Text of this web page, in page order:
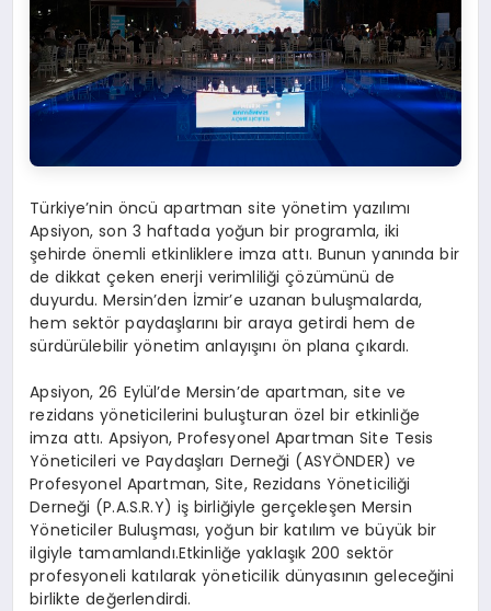
Türkiye’nin öncü apartman site yönetim yazılımı
Apsiyon, son 3 haftada yoğun bir programla, iki
şehirde önemli etkinliklere imza attı. Bunun yanında bir
de dikkat çeken enerji verimliliği çözümünü de
duyurdu. Mersin’den İzmir’e uzanan buluşmalarda,
hem sektör paydaşlarını bir araya getirdi hem de
sürdürülebilir yönetim anlayışını ön plana çıkardı.
Apsiyon, 26 Eylül’de Mersin’de apartman, site ve
rezidans yöneticilerini buluşturan özel bir etkinliğe
imza attı. Apsiyon, Profesyonel Apartman Site Tesis
Yöneticileri ve Paydaşları Derneği (ASYÖNDER) ve
Profesyonel Apartman, Site, Rezidans Yöneticiliği
Derneği (P.A.S.R.Y) iş birliğiyle gerçekleşen Mersin
Yöneticiler Buluşması, yoğun bir katılım ve büyük bir
ilgiyle tamamlandı.Etkinliğe yaklaşık 200 sektör
profesyoneli katılarak yöneticilik dünyasının geleceğini
birlikte değerlendirdi.